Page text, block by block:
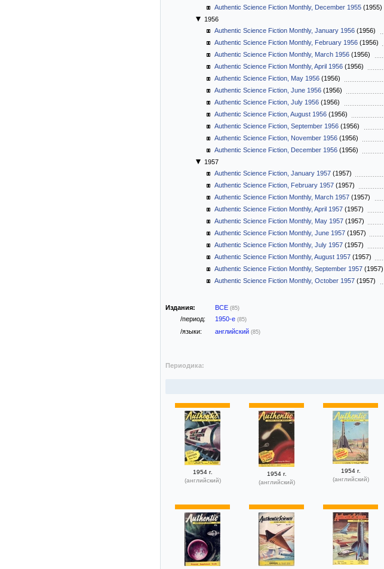
Authentic Science Fiction Monthly, December 1955 (1955)
1956
Authentic Science Fiction Monthly, January 1956 (1956)
Authentic Science Fiction Monthly, February 1956 (1956)
Authentic Science Fiction Monthly, March 1956 (1956)
Authentic Science Fiction Monthly, April 1956 (1956)
Authentic Science Fiction, May 1956 (1956)
Authentic Science Fiction, June 1956 (1956)
Authentic Science Fiction, July 1956 (1956)
Authentic Science Fiction, August 1956 (1956)
Authentic Science Fiction, September 1956 (1956)
Authentic Science Fiction, November 1956 (1956)
Authentic Science Fiction, December 1956 (1956)
1957
Authentic Science Fiction, January 1957 (1957)
Authentic Science Fiction, February 1957 (1957)
Authentic Science Fiction Monthly, March 1957 (1957)
Authentic Science Fiction Monthly, April 1957 (1957)
Authentic Science Fiction Monthly, May 1957 (1957)
Authentic Science Fiction Monthly, June 1957 (1957)
Authentic Science Fiction Monthly, July 1957 (1957)
Authentic Science Fiction Monthly, August 1957 (1957)
Authentic Science Fiction Monthly, September 1957 (1957)
Authentic Science Fiction Monthly, October 1957 (1957)
Издания: ВСЕ (85)
/период: 1950-е (85)
/языки: английский (85)
Периодика:
1954 г.
(английский)
1954 г.
(английский)
1954 г.
(английский)